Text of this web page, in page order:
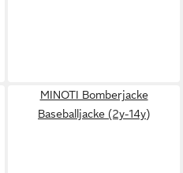
MINOTI Bomberjacke
Baseballjacke (2y-14y)